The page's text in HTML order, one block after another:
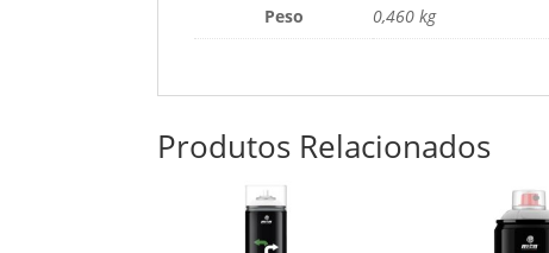
Peso 0,460 kg
Produtos Relacionados